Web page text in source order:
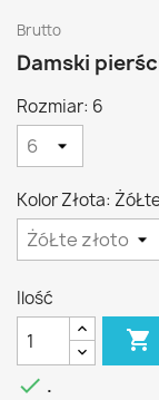
Brutto
Damski
Rozmiar: 6
Kolor Złota:
Ilość

 .